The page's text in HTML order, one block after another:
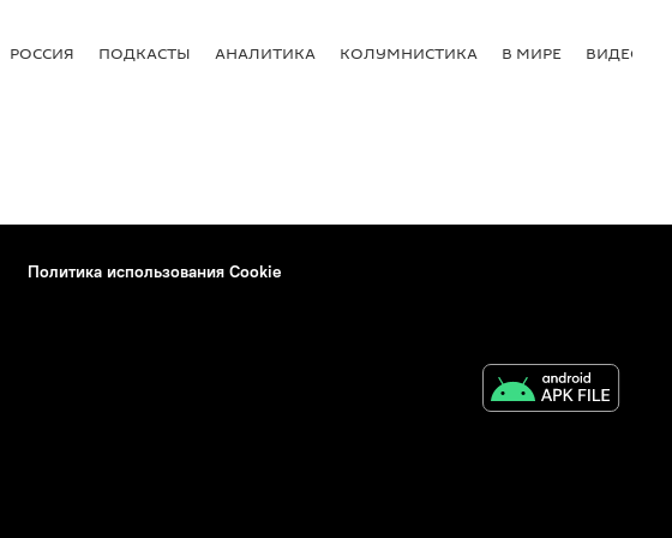
РОССИЯ ПОДКАСТЫ АНАЛИТИКА КОЛУМНИСТИКА В МИРЕ ВИДЕО
Политика использования Cookie